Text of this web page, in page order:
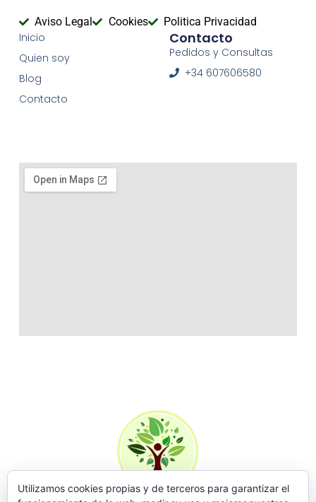
Aviso Legal Cookies Politica Privacidad
Inicio
Quien soy
Blog
Contacto
Contacto
Pedidos y Consultas
+34 607606580
Utilizamos cookies propias y de terceros para garantizar el